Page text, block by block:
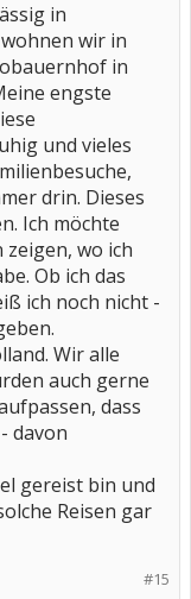
in
wir in
in
engste
und vieles
drin. Dieses
Ich möchte
wo ich
Ob ich das
ich noch nicht -
Wir alle
auch gerne
dass
davon
gereist bin und
Reisen gar
#15